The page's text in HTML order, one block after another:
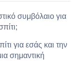
συμβόλαιο για
για εσάς και την
σημαντική